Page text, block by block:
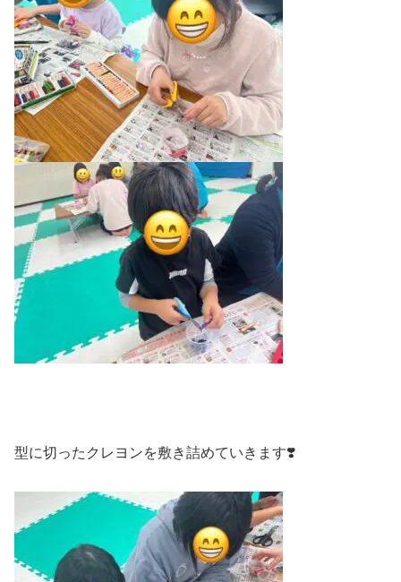
型に切ったクレヨンを敷き詰めていきます❣️